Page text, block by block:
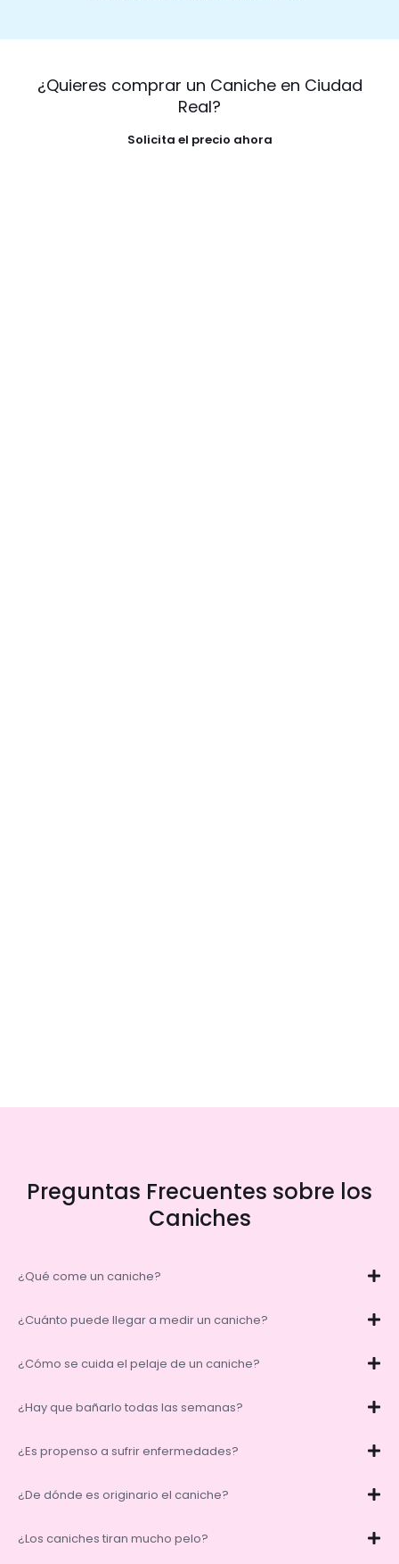
¿Quieres comprar un Caniche en Ciudad
Real?
Solicita el precio ahora
Preguntas Frecuentes sobre los
Caniches
¿Qué come un caniche?
¿Cuánto puede llegar a medir un caniche?
¿Cómo se cuida el pelaje de un caniche?
¿Hay que bañarlo todas las semanas?
¿Es propenso a sufrir enfermedades?
¿De dónde es originario el caniche?
¿Los caniches tiran mucho pelo?